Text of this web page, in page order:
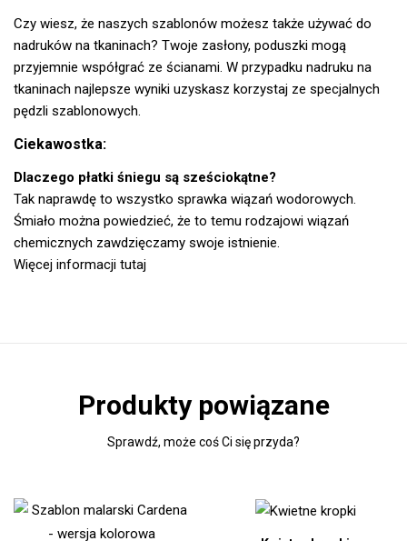
Czy wiesz, że naszych szablonów możesz także używać do
nadruków na tkaninach? Twoje zasłony, poduszki mogą
przyjemnie współgrać ze ścianami. W przypadku nadruku na
tkaninach najlepsze wyniki uzyskasz korzystaj ze specjalnych
pędzli szablonowych.
Ciekawostka:
Dlaczego płatki śniegu są sześciokątne?
Tak naprawdę to wszystko sprawka wiązań wodorowych.
Śmiało można powiedzieć, że to temu rodzajowi wiązań
chemicznych zawdzięczamy swoje istnienie.
Więcej informacji tutaj
Produkty powiązane
Sprawdź, może coś Ci się przyda?